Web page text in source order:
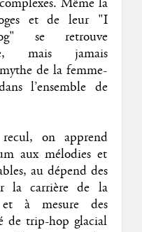
et de leur "I
se retrouve
mais jamais
de la femme-
l’ensemble de
on apprend
aux mélodies et
au dépend des
la carrière de la
à mesure des
de trip-hop glacial